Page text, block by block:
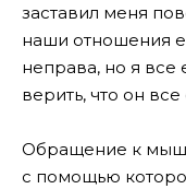
заставил меня
наши отношения
неправа, но я все
верить, что он
Обращение к
с помощью